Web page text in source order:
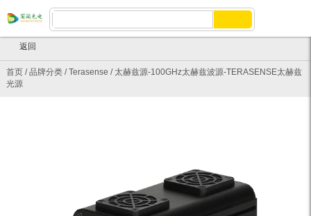
首页/品牌分类/Terasense / 太赫兹源-100GHz太赫兹波源-TERASENSE太赫兹
光源
返回